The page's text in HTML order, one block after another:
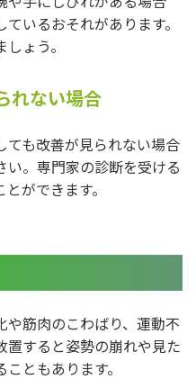
いるおそれがあります。
ょう。
れない場合
ても改善が見られない場合
。専門家の診断を受ける
ができます。
筋肉のこわばり、運動不
置すると姿勢の崩れや見た
ともあります。